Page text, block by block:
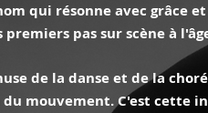
qui résonne avec grâce
premiers pas sur scène à
de la danse et de la
du mouvement. C'est cette